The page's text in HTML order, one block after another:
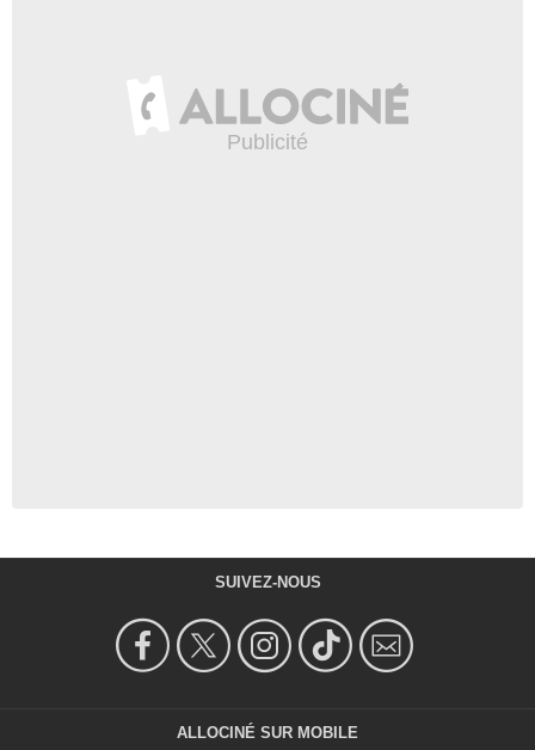
SUIVEZ-NOUS
ALLOCINÉ SUR MOBILE